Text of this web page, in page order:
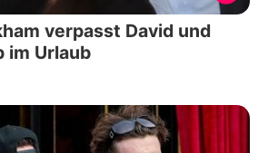
verpasst David und
im Urlaub